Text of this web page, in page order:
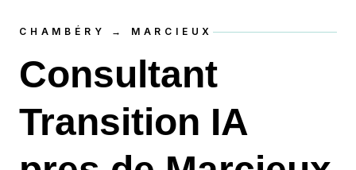
CHAMBÉRY → MARCIEUX
Consultant
Transition IA